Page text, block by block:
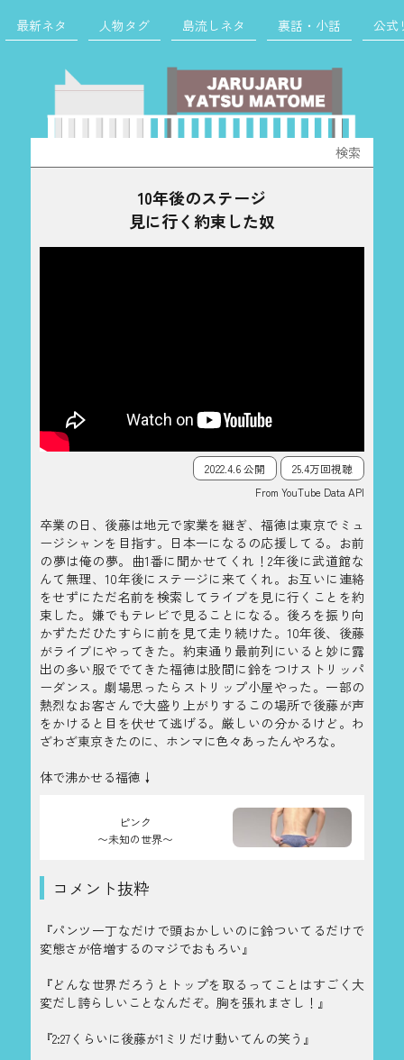
最新ネタ 人物タグ 島流しネタ 裏話・小話 公式
索:
10年後のステージ
見に行く約束した奴
2022.4.6 公開
25.4万回視聴
From YouTube Data API
卒業の日、後藤は地元で家業を継ぎ、福徳は東京でミュ
ージシャンを目指す。日本一になるの応援してる。お前
の夢は俺の夢。曲1番に聞かせてくれ！2年後に武道館な
んて無理、10年後にステージに来てくれ。お互いに連絡
をせずにただ名前を検索してライブを見に行くことを約
束した。嫌でもテレビで見ることになる。後ろを振り向
かずただひたすらに前を見て走り続けた。10年後、後藤
がライブにやってきた。約束通り最前列にいると妙に露
出の多い服ででてきた福徳は股間に鈴をつけストリッパ
ーダンス。劇場思ったらストリップ小屋やった。一部の
熱烈なお客さんで大盛り上がりするこの場所で後藤が声
をかけると目を伏せて逃げる。厳しいの分かるけど。わ
ざわざ東京きたのに、ホンマに色々あったんやろな。
体で沸かせる福徳↓
ピンク
〜未知の世界〜
コメント抜粋
『パンツ一丁なだけで頭おかしいのに鈴ついてるだけで
変態さが倍増するのマジでおもろい』
『どんな世界だろうとトップを取るってことはすごく大
変だし誇らしいことなんだぞ。胸を張れまさし！』
『2:27くらいに後藤が1ミリだけ動いてんの笑う』